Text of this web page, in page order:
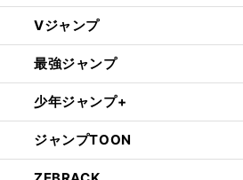
Vジャンプ
最強ジャンプ
少年ジャンプ+
ジャンプTOON